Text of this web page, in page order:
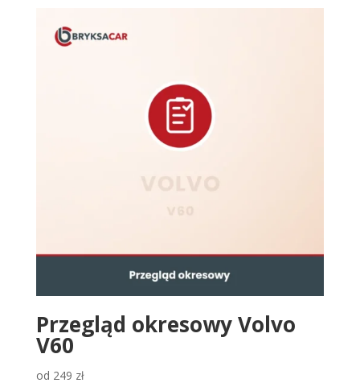
Przegląd okresowy Volvo
V60
od 249 zł